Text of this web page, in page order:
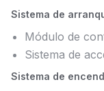
Sistema de
Módulo de
Sistema de
Sistema de